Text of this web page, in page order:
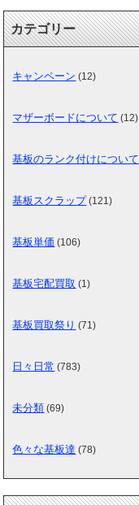
カテゴリー
キャンペーン (12)
マザーボードについて (12)
基板のランク付けについて
基板スクラップ(121)
基板単価 (106)
基板宅配買取 (1)
基板買取祭り (71)
日々日常 (783)
未分類 (69)
色々な基板達 (78)